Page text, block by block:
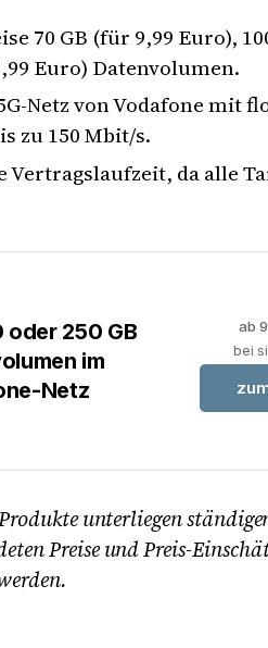
70 GB (für 9,99 Euro),
Euro) Datenvolumen.
Netz von Vodafone mit
zu 150 Mbit/s.
Vertragslaufzeit, da alle
oder 250 GB
im
Netz
ab
bei
unterliegen
Preise und Preis-